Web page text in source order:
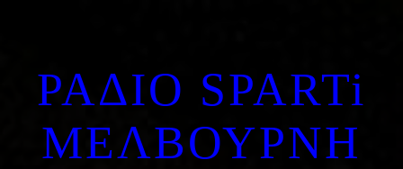
ΡΑΔΙΟ SPARTi
ΜΕΛΒΟΥΡΝΗ